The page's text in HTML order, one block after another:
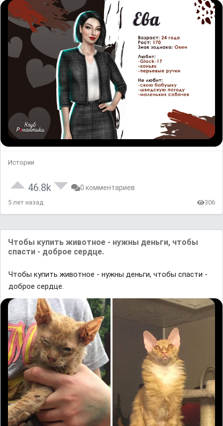
Истории
46.8k 0 комментариев
5 лет назад 306
Чтобы купить животное - нужны деньги, чтобы
спасти - доброе сердце.
Чтобы купить животное - нужны деньги, чтобы спасти -
доброе сердце.